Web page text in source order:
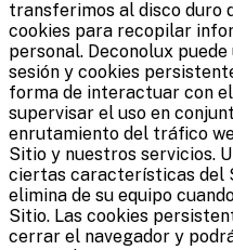
transferimos al disco duro
cookies para recopilar
personal. Deconolux
sesión y cookies
forma de interactuar con
supervisar el uso en
enrutamiento del tráfico
Sitio y nuestros servicios.
ciertas características del
elimina de su equipo
Sitio. Las cookies
cerrar el navegador y